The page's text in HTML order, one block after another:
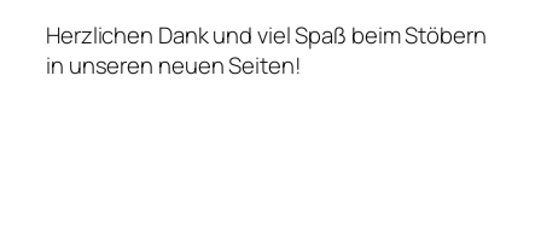
Herzlichen Dank und viel Spaß beim Stöbern
in unseren neuen Seiten!